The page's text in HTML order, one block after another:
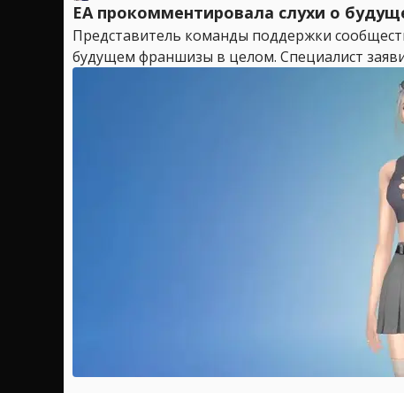
EA прокомментировала слухи о
Представитель команды поддержки
будущем франшизы в целом. Специалист